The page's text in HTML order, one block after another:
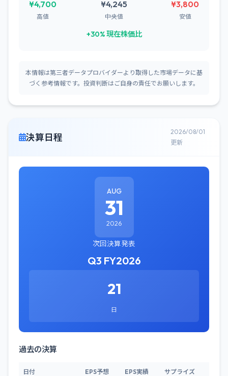
¥4,700
高値
¥4,245
中央値
¥3,800
安値
+30% 現在株価比
本情報は第三者データプロバイダーより取得した市場データに基
づく参考情報です。投資判断はご自身の責任でお願いします。
決算日程
2026/08/01
更新
AUG
31
2026
次回決算発表
Q3 FY2026
21
日
過去の決算
日付 EPS予想 EPS実績 サプライズ